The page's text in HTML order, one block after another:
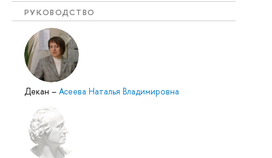
РУКОВОДСТВО
Декан – Асеева Наталья Владимировна